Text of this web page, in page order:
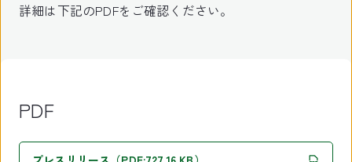
詳細は下記のPDFをご確認ください。
PDF